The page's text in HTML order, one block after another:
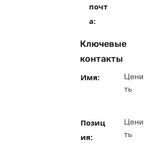
почт
а:
Ключевые
контакты
Имя:
Цени
ть
Позиц
ия:
Цени
ть